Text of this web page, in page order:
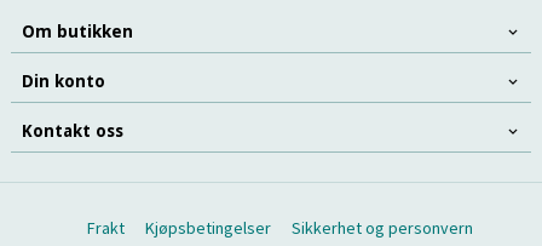
Om butikken
Din konto
Kontakt oss
Frakt Kjøpsbetingelser Sikkerhet og personvern